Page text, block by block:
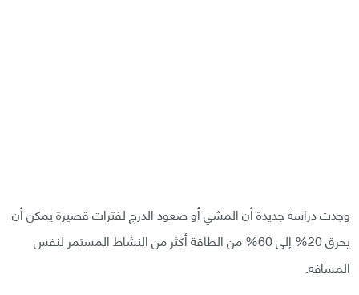
وجدت دراسة جديدة أن المشي أو صعود الدرج لفترات قصيرة يمكن أن
يحرق 20% إلى 60% من الطاقة أكثر من النشاط المستمر لنفس
المسافة.